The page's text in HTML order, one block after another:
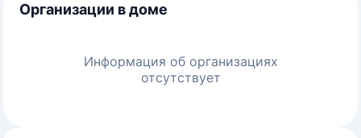
Организации в доме
Информация об организациях
отсутствует